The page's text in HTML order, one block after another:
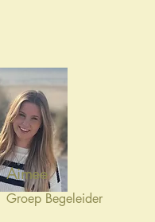
Aimee
Groep Begeleider